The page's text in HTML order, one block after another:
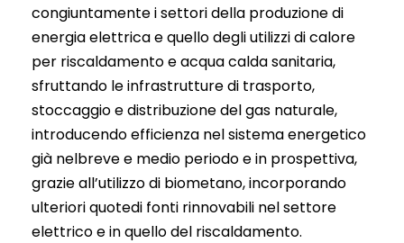
congiuntamente i settori della produzione di
energia elettrica e quello degli utilizzi di calore
per riscaldamento e acqua calda sanitaria,
sfruttando le infrastrutture di trasporto,
stoccaggio e distribuzione del gas naturale,
introducendo efficienza nel sistema energetico
già nelbreve e medio periodo e in prospettiva,
grazie all’utilizzo di biometano, incorporando
ulteriori quotedi fonti rinnovabili nel settore
elettrico e in quello del riscaldamento.